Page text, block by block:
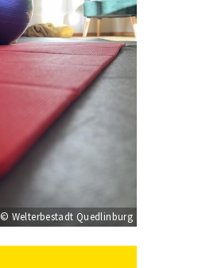
© Welterbestadt Quedlinburg